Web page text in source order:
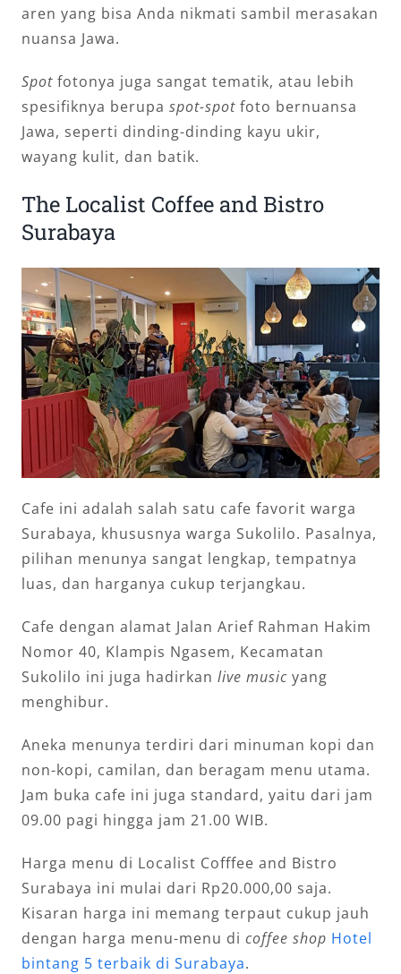
aren yang bisa Anda nikmati sambil merasakan
nuansa Jawa.
Spot fotonya juga sangat tematik, atau lebih
spesifiknya berupa spot-spot foto bernuansa
Jawa, seperti dinding-dinding kayu ukir,
wayang kulit, dan batik.
The Localist Coffee and Bistro
Surabaya
Cafe ini adalah salah satu cafe favorit warga
Surabaya, khususnya warga Sukolilo. Pasalnya,
pilihan menunya sangat lengkap, tempatnya
luas, dan harganya cukup terjangkau.
Cafe dengan alamat Jalan Arief Rahman Hakim
Nomor 40, Klampis Ngasem, Kecamatan
Sukolilo ini juga hadirkan live music yang
menghibur.
Aneka menunya terdiri dari minuman kopi dan
non-kopi, camilan, dan beragam menu utama.
Jam buka cafe ini juga standard, yaitu dari jam
09.00 pagi hingga jam 21.00 WIB.
Harga menu di Localist Cofffee and Bistro
Surabaya ini mulai dari Rp20.000,00 saja.
Kisaran harga ini memang terpaut cukup jauh
dengan harga menu-menu di coffee shop Hotel
bintang 5 terbaik di Surabaya.